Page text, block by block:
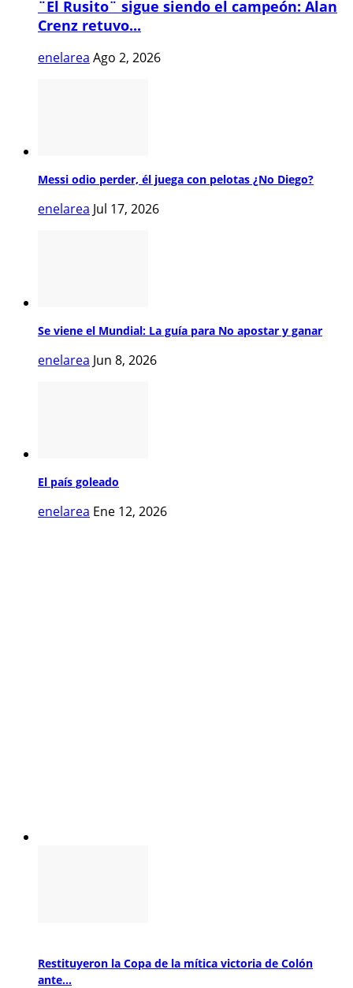
¨El Rusito¨ sigue siendo el campeón: Alan
Crenz retuvo...
enelarea Ago 2, 2026
Messi odio perder, él juega con pelotas ¿No Diego?
enelarea Jul 17, 2026
Se viene el Mundial: La guía para No apostar y ganar
enelarea Jun 8, 2026
El país goleado
enelarea Ene 12, 2026
Restituyeron la Copa de la mítica victoria de Colón
ante...